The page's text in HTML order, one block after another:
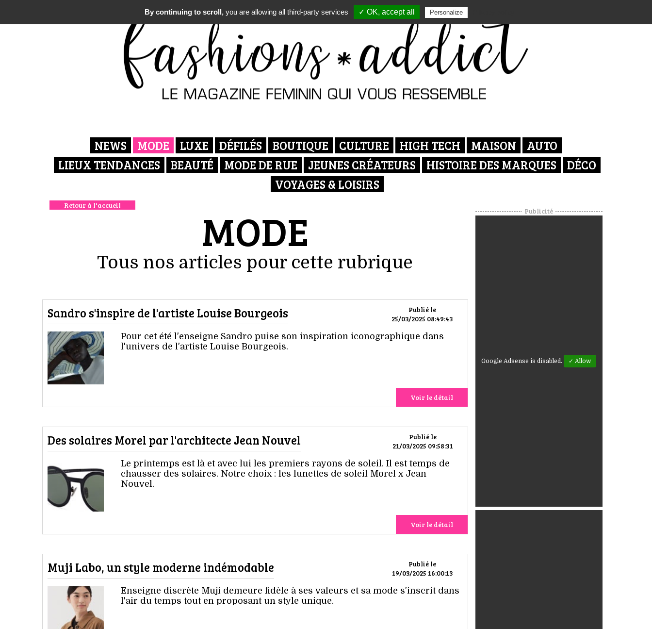
NEWS MODE LUXE DÉFILÉS BOUTIQUE CULTURE HIGH TECH MAISON
AUTO
LIEUX TENDANCES
BEAUTÉ MODE DE RUE JEUNES CRÉATEURS HISTOIRE DES MARQUES
DÉCO
VOYAGES & LOISIRS
Retour à l'accueil MODE
Tous nos articles pour cette rubrique
Publié le
25/03/2025 08:49:43
Sandro s'inspire de l'artiste Louise Bourgeois
Pour cet été l'enseigne Sandro puise son inspiration iconographique dans
l'univers de l'artiste Louise Bourgeois.
Voir le détail
Publié le
21/03/2025 09:58:31
Des solaires Morel par l'architecte Jean Nouvel
Le printemps est là et avec lui les premiers rayons de soleil. Il est temps de
chausser des solaires. Notre choix : les lunettes de soleil Morel x Jean
Nouvel.
Voir le détail
Publié le
19/03/2025 16:00:13
Muji Labo, un style moderne indémodable
Enseigne discrète Muji demeure fidèle à ses valeurs et sa mode s'inscrit dans
l'air du temps tout en proposant un style unique.
Publicité
Google Adsense is disabled. ✓ Allow
By continuing to scroll, you are allowing all third-party services ✓ OK, accept all Personalize